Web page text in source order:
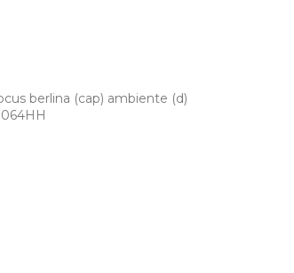
berlina (cap) ambiente (d)